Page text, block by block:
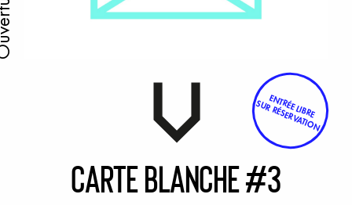
ENTRÉE LIBRE
SUR RÉSERVATION
Carteblanche#3